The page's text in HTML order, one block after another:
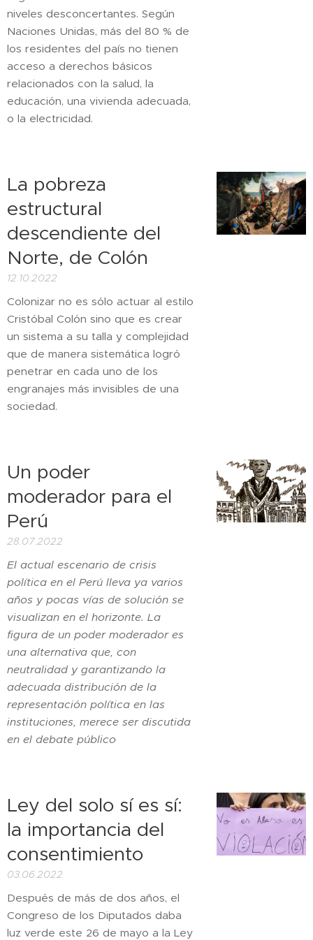
niveles desconcertantes. Según
Naciones Unidas, más del 80 % de
los residentes del país no tienen
acceso a derechos básicos
relacionados con la salud, la
educación, una vivienda adecuada,
o la electricidad.
La pobreza
estructural
descendiente del
Norte, de Colón
12.10.2022
Colonizar no es sólo actuar al estilo
Cristóbal Colón sino que es crear
un sistema a su talla y complejidad
que de manera sistemática logró
penetrar en cada uno de los
engranajes más invisibles de una
sociedad.
Un poder
moderador para el
Perú
28.07.2022
El actual escenario de crisis
política en el Perú lleva ya varios
años y pocas vías de solución se
visualizan en el horizonte. La
figura de un poder moderador es
una alternativa que, con
neutralidad y garantizando la
adecuada distribución de la
representación política en las
instituciones, merece ser discutida
en el debate público
Ley del solo sí es sí:
la importancia del
consentimiento
03.06.2022
Después de más de dos años, el
Congreso de los Diputados daba
luz verde este 26 de mayo a la Ley